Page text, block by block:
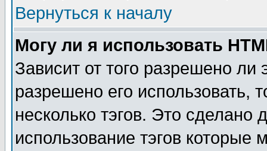
Вернуться к началу
Могу ли я использовать
Зависит от того разрешено
разрешено его использовать,
несколько тэгов. Это сделано
использование тэгов